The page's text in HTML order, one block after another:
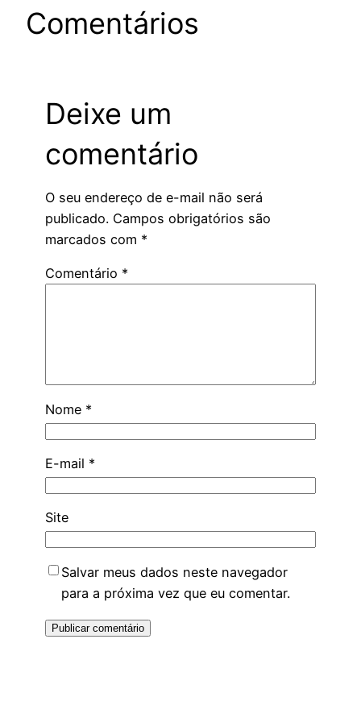
Comentários
Deixe um
comentário
O seu endereço de e-mail não será
publicado. Campos obrigatórios são
marcados com *
Comentário *
Nome *
E-mail *
Site
Salvar meus dados neste navegador
para a próxima vez que eu comentar.